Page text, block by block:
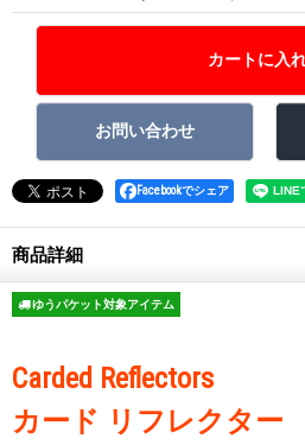
Facebookでシェア
商品詳細
ゆうパケット対象アイテム
Carded Reflectors
カード リフレクター